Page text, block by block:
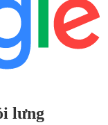
lưng